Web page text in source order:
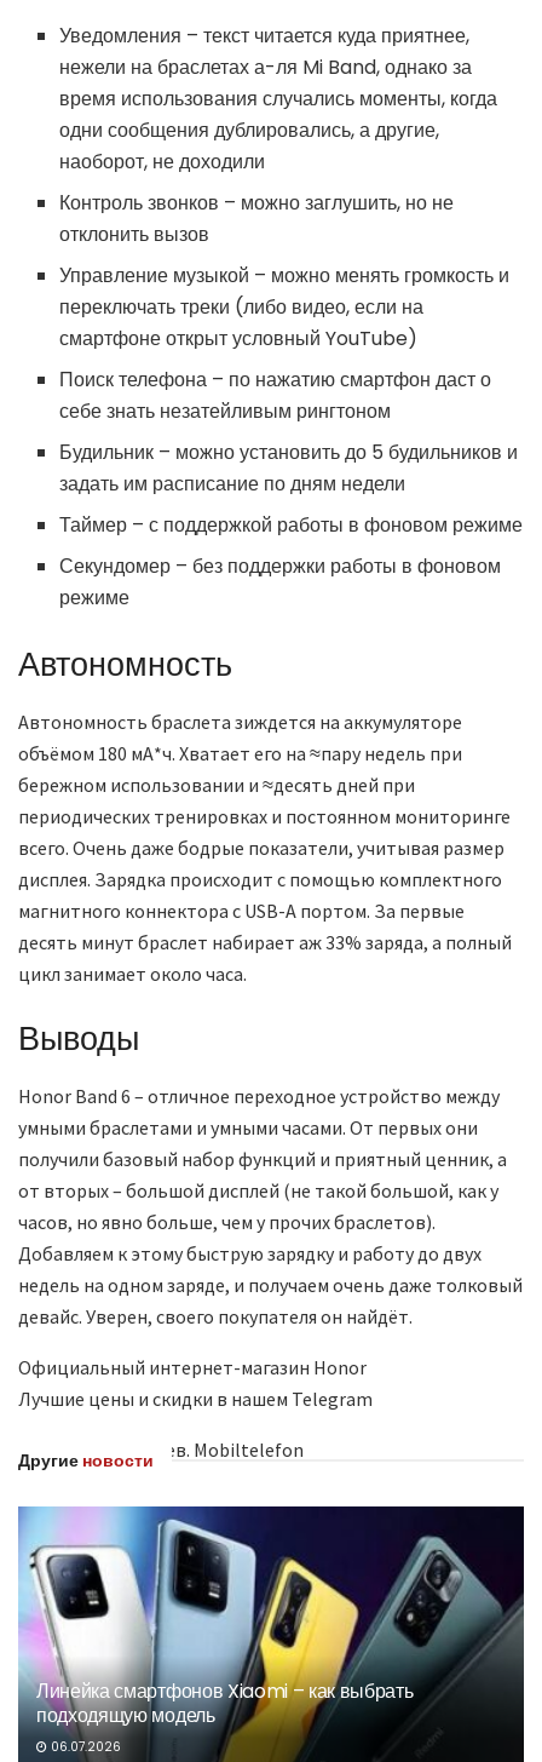
Уведомления – текст читается куда приятнее,
нежели на браслетах а-ля Mi Band, однако за
время использования случались моменты, когда
одни сообщения дублировались, а другие,
наоборот, не доходили
Контроль звонков – можно заглушить, но не
отклонить вызов
Управление музыкой – можно менять громкость и
переключать треки (либо видео, если на
смартфоне открыт условный YouTube)
Поиск телефона – по нажатию смартфон даст о
себе знать незатейливым рингтоном
Будильник – можно установить до 5 будильников и
задать им расписание по дням недели
Таймер – с поддержкой работы в фоновом режиме
Секундомер – без поддержки работы в фоновом
режиме
Автономность
Автономность браслета зиждется на аккумуляторе
объёмом 180 мА*ч. Хватает его на ≈пару недель при
бережном использовании и ≈десять дней при
периодических тренировках и постоянном мониторинге
всего. Очень даже бодрые показатели, учитывая размер
дисплея. Зарядка происходит с помощью комплектного
магнитного коннектора с USB-A портом. За первые
десять минут браслет набирает аж 33% заряда, а полный
цикл занимает около часа.
Выводы
Honor Band 6 – отличное переходное устройство между
умными браслетами и умными часами. От первых они
получили базовый набор функций и приятный ценник, а
от вторых – большой дисплей (не такой большой, как у
часов, но явно больше, чем у прочих браслетов).
Добавляем к этому быструю зарядку и работу до двух
недель на одном заряде, и получаем очень даже толковый
девайс. Уверен, своего покупателя он найдёт.
Официальный интернет-магазин Honor
Лучшие цены и скидки в нашем Telegram
© Дмитрий Пивнев. Mobiltelefon
Другие новости
Линейка смартфонов Xiaomi – как выбрать
подходящую модель
06.07.2026